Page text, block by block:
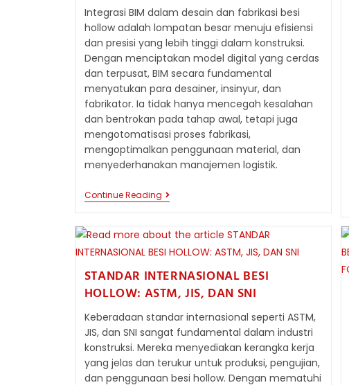
Integrasi BIM dalam desain dan fabrikasi besi
hollow adalah lompatan besar menuju efisiensi
dan presisi yang lebih tinggi dalam konstruksi.
Dengan menciptakan model digital yang cerdas
dan terpusat, BIM secara fundamental
menyatukan para desainer, insinyur, dan
fabrikator. Ia tidak hanya mencegah kesalahan
dan bentrokan pada tahap awal, tetapi juga
mengotomatisasi proses fabrikasi,
mengoptimalkan penggunaan material, dan
menyederhanakan manajemen logistik.
Continue ReadingINTEGRASI
DESAIN
FABRIKASI
BESI
HOLLOW
TEKNOLOGI
BIM
STANDAR INTERNASIONAL BESI
HOLLOW: ASTM, JIS, DAN SNI
Keberadaan standar internasional seperti ASTM,
JIS, dan SNI sangat fundamental dalam industri
konstruksi. Mereka menyediakan kerangka kerja
yang jelas dan terukur untuk produksi, pengujian,
dan penggunaan besi hollow. Dengan mematuhi